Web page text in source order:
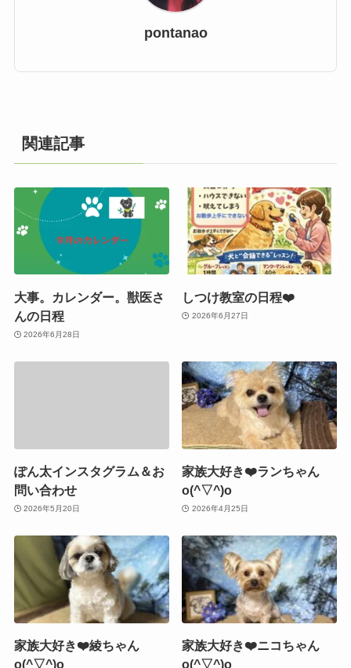
pontanao
関連記事
大事。カレンダー。獣医さ
んの日程
2026年6月28日
しつけ教室の日程❤️
2026年6月27日
ぽん太インスタグラム＆お
問い合わせ
2026年5月20日
家族大好き❤️ランちゃん
o(^▽^)o
2026年4月25日
家族大好き❤️綾ちゃん
o(^▽^)o
家族大好き❤️ニコちゃん
o(^▽^)o